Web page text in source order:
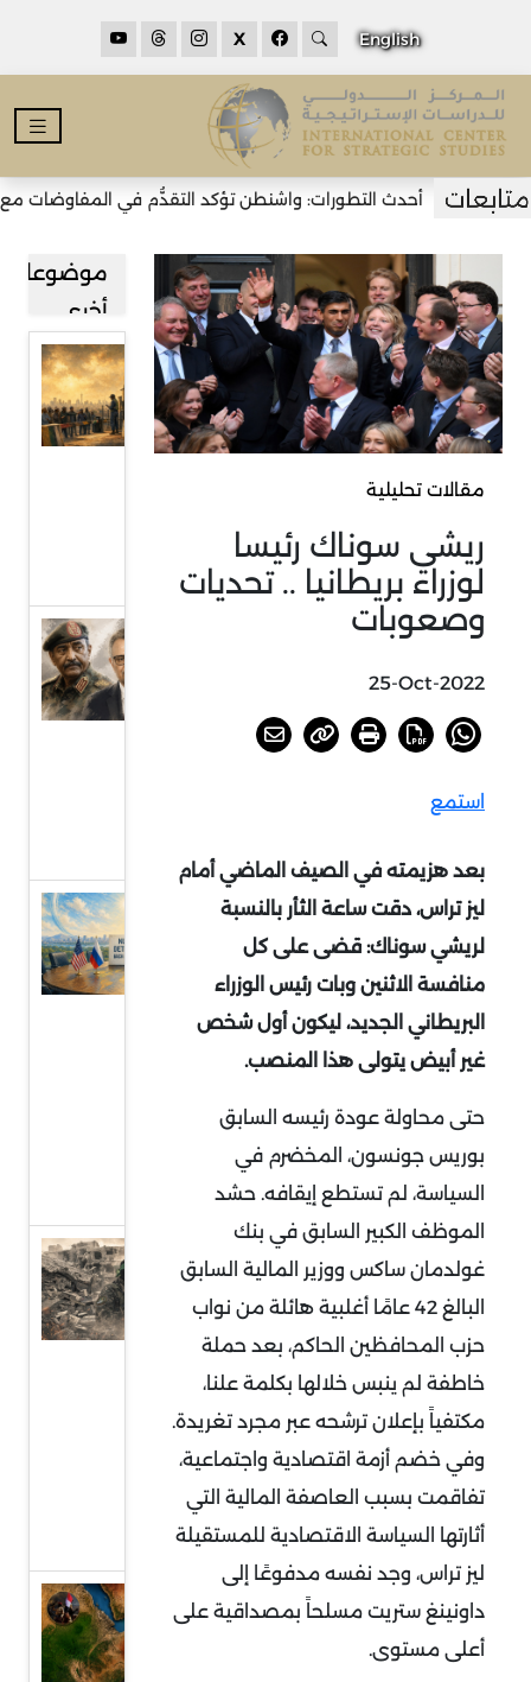
English
X
أحدث التطورات: واشنطن تؤكد التقدُّم في المفاوضات مع طهران
مقالات تحليلية
ريشي سوناك رئيسا
لوزراء بريطانيا .. تحديات
وصعوبات
25-Oct-2022
استمع
بعد هزيمته في الصيف الماضي أمام
ليز تراس، دقت ساعة الثأر بالنسبة
لريشي سوناك: قضى على كل
منافسة الاثنين وبات رئيس الوزراء
البريطاني الجديد، ليكون أول شخص
غير أبيض يتولى هذا المنصب.
حتى محاولة عودة رئيسه السابق
بوريس جونسون، المخضرم في
السياسة، لم تستطع إيقافه. حشد
الموظف الكبير السابق في بنك
غولدمان ساكس ووزير المالية السابق
البالغ 42 عامًا أغلبية هائلة من نواب
حزب المحافظين الحاكم، بعد حملة
خاطفة لم ينبس خلالها بكلمة علنا،
مكتفياً بإعلان ترشحه عبر مجرد تغريدة.
وفي خضم أزمة اقتصادية واجتماعية،
تفاقمت بسبب العاصفة المالية التي
أثارتها السياسة الاقتصادية للمستقيلة
ليز تراس، وجد نفسه مدفوعًا إلى
داونينغ ستريت مسلحاً بمصداقية على
أعلى مستوى.
موضوعات
أخرى
قراءة في
صعود
حركة
إفريقيا
عودة
عن
الردع
واجهة
السياسة
الدولية
حماس
غزة..
وهيكلة
من
أجل
البقاء
السودان